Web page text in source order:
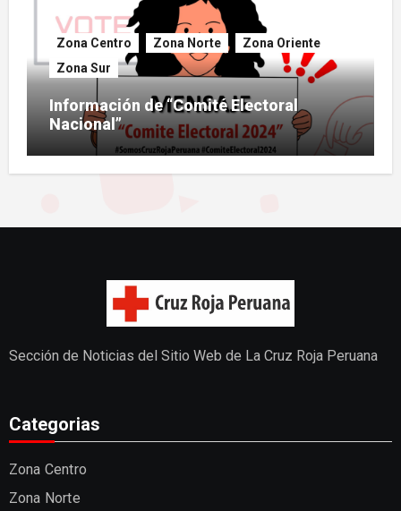
Zona Centro Zona Norte
Zona Oriente
Zona Sur
Información de “Comité Electoral
Nacional”
Sección de Noticias del Sitio Web de La Cruz Roja Peruana
Categorias
Zona Centro
Zona Norte